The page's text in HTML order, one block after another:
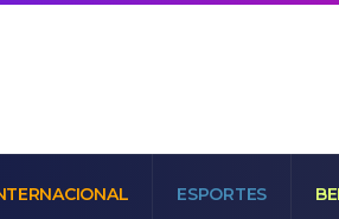
ESPORTES